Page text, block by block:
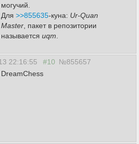
могучий.
Для >>855635-куна: Ur-Quan
Master , пакет в репозитории
называется uqm
22:16:55 #10 №855657
DreamChess